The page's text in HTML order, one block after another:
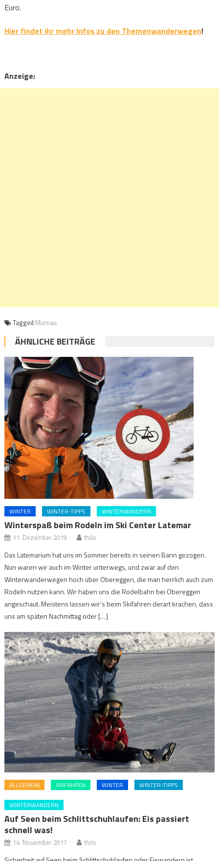
Euro.
Hier findet ihr mehr Infos zu den Themenwanderwegen!
Anzeige:
Tagged Murnau
ÄHNLICHE BEITRÄGE
WINTER WINTER-TIPPS WINTERWANDERN
Winterspaß beim Rodeln im Ski Center Latemar
11. Dezember 2019 thilo
Das Latemarium hat uns im Sommer bereits in seinen Bann gezogen.
Nun waren wir auch im Winter unterwegs, und zwar auf den
Winterwanderwegen hoch über Obereggen, die man herrlich auch zum
Rodeln nutzen kann. Wir haben uns die Rodelbahn bei Obereggen
angeschaut. Meistens lassen wir’s beim Skifahren derart krachen, dass
uns am späten Nachmittag oder […]
ALLGEMEIN SKIFAHREN WINTER WINTER-TIPPS
WINTERWANDERN
Auf Seen beim Schlittschuhlaufen: Eis passiert
schnell was!
14. November 2017 thilo